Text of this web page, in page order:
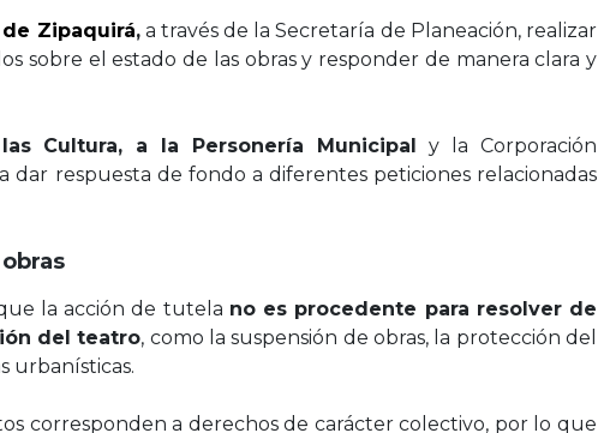
Zipaquirá,a través de la Secretaría de Planeación, realizar
sobre el estado de las obras y responder de manera clara y
Cultura, a la Personería Municipal
y la Corporación
a dar respuesta de fondo a diferentes peticiones relacionadas
la acción de tutela no es procedente para resolver de
del teatro, como la suspensión de obras, la protección del
urbanísticas.
corresponden a derechos de carácter colectivo, por lo que